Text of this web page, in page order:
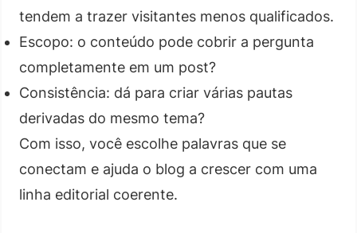
tendem a trazer visitantes menos qualificados.
Escopo: o conteúdo pode cobrir a pergunta
completamente em um post?
Consistência: dá para criar várias pautas
derivadas do mesmo tema?
Com isso, você escolhe palavras que se
conectam e ajuda o blog a crescer com uma
linha editorial coerente.